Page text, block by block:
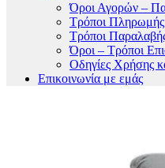
Όροι Αγορών –
Τρόποι
Τρόποι
Όροι – Τρόποι
Οδηγίες Χρήσης
Επικοινωνία με εμάς